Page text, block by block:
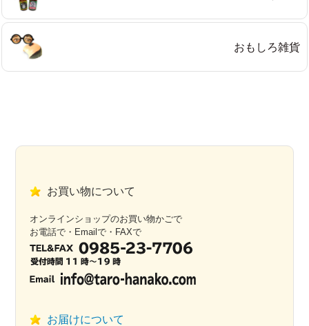
おもしろ雑貨
お買い物について
オンラインショップのお買い物かごで
お電話で・Emailで・FAXで
お届けについて